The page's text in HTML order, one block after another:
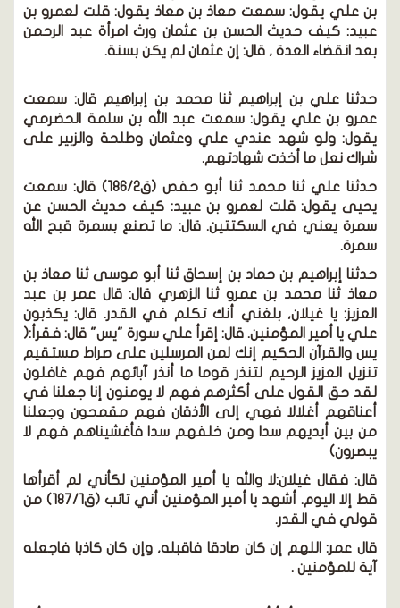
بن علي يقول: سمعت معاذ بن معاذ يقول: قلت لعمرو بن
عبيد: كيف حديث الحسن بن عثمان ورث امرأة عبد الرحمن
بعد انقضاء العدة , قال: إن عثمان لم يكن بسنة.
حدثنا علي بن إبراهيم ثنا محمد بن إبراهيم قال: سمعت
عمرو بن علي يقول: سمعت عبد الله بن سلمة الحضرمي
يقول: ولو شهد عندي علي وعثمان وطلحة والزبير على
شراك نعل ما أخذت شهادتهم.
حدثنا علي ثنا محمد ثنا أبو حفص (ق186/2)
قال: سمعت
يحيى يقول: قلت لعمرو بن عبيد: كيف حديث الحسن عن
سمرة يعني في السكتتين. قال: ما تصنع بسمرة قبح الله
سمرة.
حدثنا إبراهيم بن حماد بن إسحاق ثنا أبو موسى ثنا معاذ بن
معاذ ثنا محمد بن عمرو ثنا الزهري قال: قال عمر بن عبد
العزيز: يا غيلان, بلغني أنك تكلم في القدر. قال: يكذبون
علي يا أمير المؤمنين. قال: إقرأ علي سورة "يس" قال: فقرأ:(
يس والقرآن الحكيم إنك لمن المرسلين على صراط مستقيم
تنزيل العزيز الرحيم لتنذر قوما ما أنذر آبائهم فهم غافلون
لقد حق القول على أكثرهم فهم لا يومنون إنا جعلنا في
أعناقهم أغلالا فهي إلى الأذقان فهم مقمحون وجعلنا
من بين أيديهم سدا ومن خلفهم سدا فأغشيناهم فهم لا
يبصرون)
قال: فقال غيلان:لا والله يا أمير المؤمنين لكأني لم أقرأها
قط إلا اليوم. أشهد يا أمير المؤمنين أني تائب(ق187/1)
من
قولي في القدر.
قال عمر:اللهم إن كان صادقا فاقبله, وإن كان كاذبا فاجعله
آية للمؤمنين .